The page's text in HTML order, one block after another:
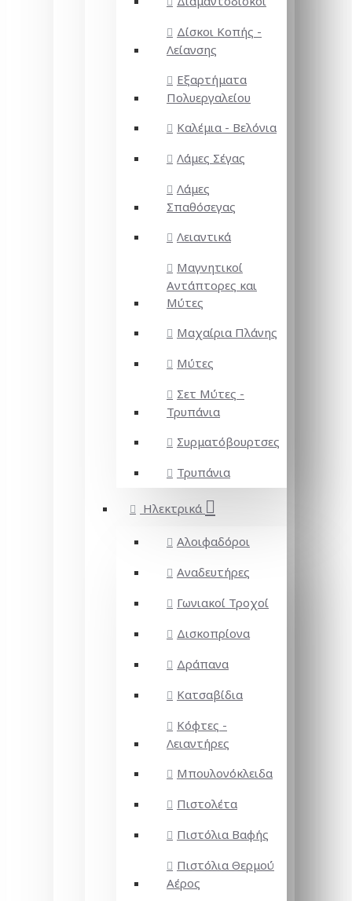
Δίσκοι Κοπής -
Λείανσης
Εξαρτήματα
Πολυεργαλείου
Καλέμια - Βελόνια
Λάμες Σέγας
Λάμες
Σπαθόσεγας
Λειαντικά
Μαγνητικοί
Αντάπτορες και
Μύτες
Μαχαίρια Πλάνης
Μύτες
Σετ Μύτες -
Τρυπάνια
Συρματόβουρτσες
Τρυπάνια
Ηλεκτρικά
Αλοιφαδόροι
Αναδευτήρες
Γωνιακοί Τροχοί
Δισκοπρίονα
Δράπανα
Κατσαβίδια
Κόφτες -
Λειαντήρες
Μπουλονόκλειδα
Πιστολέτα
Πιστόλια Βαφής
Πιστόλια Θερμού
Αέρος